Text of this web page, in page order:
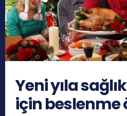
Yeni yıla
için beslenme